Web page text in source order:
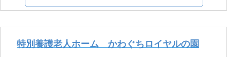
特別養護老人ホーム かわぐちロイヤルの園